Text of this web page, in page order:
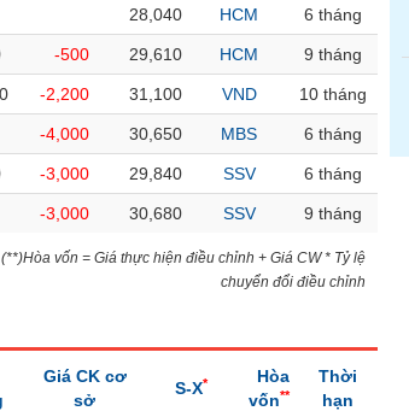
28,040 HCM 6 tháng
-500 29,610 HCM 9 tháng
-2,200 31,100 VND 10 tháng
-4,000 30,650 MBS 6 tháng
-3,000 29,840 SSV 6 tháng
-3,000 30,680 SSV 9 tháng
vốn = Giá thực hiện điều chỉnh + Giá CW * Tỷ lệ
chuyển đổi điều chỉnh
Giá CK cơ
sở
S-X*
Hòa
vốn**
Thời
hạn